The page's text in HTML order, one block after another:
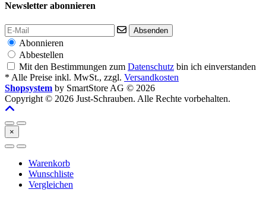
Newsletter abonnieren
Absenden
Abonnieren
Abbestellen
Mit den Bestimmungen zum Datenschutz bin ich einverstanden
* Alle Preise inkl. MwSt., zzgl. Versandkosten
Shopsystem by SmartStore AG © 2026
Copyright © 2026 Just-Schrauben. Alle Rechte vorbehalten.
×
Warenkorb
Wunschliste
Vergleichen